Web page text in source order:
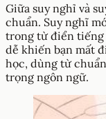
Giữa suy nghỉ và
chuẩn. Suy nghĩ
trong từ điển tiếng
dễ khiến bạn mất
học, dùng từ
trọng ngôn ngữ.